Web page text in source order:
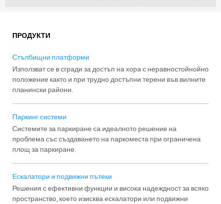
ПРОДУКТИ
Стълбищни платформи
Използват се в сгради за достъп на хора с неравностойнойно
положение както и при трудно достъпни терени във вилните
планински райони.
Паркинг системи
Системите за паркиране са идеалното решение на
проблема със създаването на паркоместа при ограничена
площ за паркиране.
Ескалатори и подвижни пътеки
Решения с ефективни функции и висока надеждност за всяко
пространство, което изисква ескалатори или подвижни